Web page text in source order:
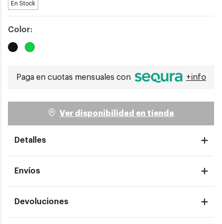
En Stock
Color:
Paga en cuotas mensuales con +info
Ver disponibilidad en tienda
Detalles
Envíos
Devoluciones